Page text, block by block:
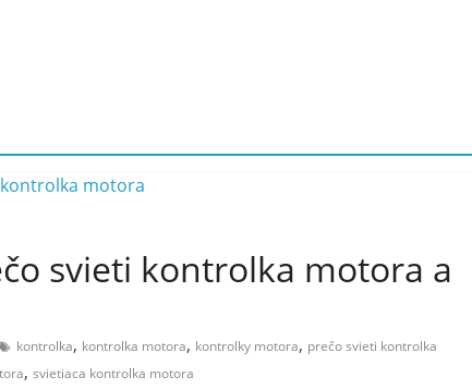
svieti kontrolka motora a
kontrolka, kontrolka motora, kontrolky motora, prečo svieti kontrolka
, svietiaca kontrolka motora